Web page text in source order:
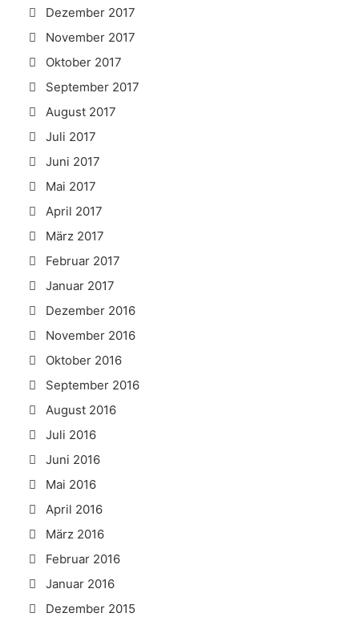
Dezember 2017
November 2017
Oktober 2017
September 2017
August 2017
Juli 2017
Juni 2017
Mai 2017
April 2017
März 2017
Februar 2017
Januar 2017
Dezember 2016
November 2016
Oktober 2016
September 2016
August 2016
Juli 2016
Juni 2016
Mai 2016
April 2016
März 2016
Februar 2016
Januar 2016
Dezember 2015